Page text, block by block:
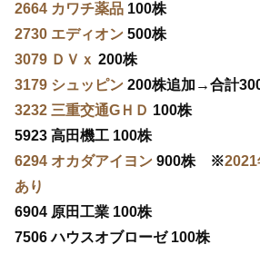
2664 カワチ薬品 100株
2730 エディオン 500株
3079 ＤＶｘ 200株
3179 シュッピン 200株追加→合計
3232 三重交通GＨＤ 100株
5923 高田機工 100株
6294 オカダアイヨン 900株 ※2021
あり
6904 原田工業 100株
7506 ハウスオブローゼ 100株